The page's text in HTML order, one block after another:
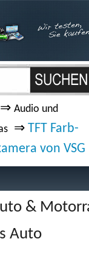
⇒ Audio und
⇒ TFT Farb-
von VSG
&
Auto